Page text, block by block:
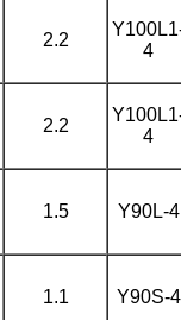
2.2
4
2.2
4
1.5 Y90L-4
1.1 Y90S-4